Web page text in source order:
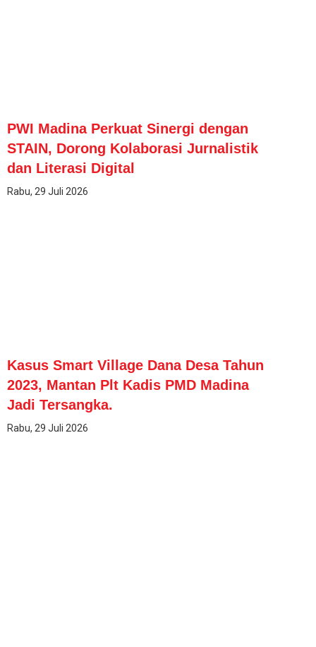
PWI Madina Perkuat Sinergi dengan
STAIN, Dorong Kolaborasi Jurnalistik
dan Literasi Digital
Rabu, 29 Juli 2026
Kasus Smart Village Dana Desa Tahun
2023, Mantan Plt Kadis PMD Madina
Jadi Tersangka.
Rabu, 29 Juli 2026